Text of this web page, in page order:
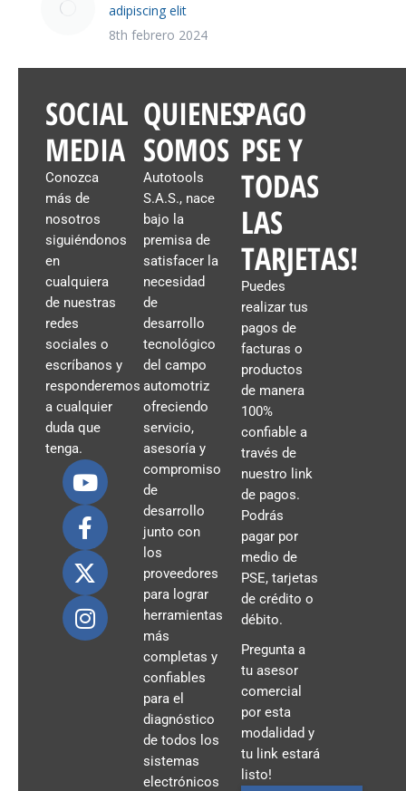
adipiscing elit
8th febrero 2024
SOCIAL
MEDIA
Conozca
más de
nosotros
siguiéndonos
en
cualquiera
de nuestras
redes
sociales o
escríbanos y
responderemos
a cualquier
duda que
tenga.
QUIENES
SOMOS
Autotools
S.A.S., nace
bajo la
premisa de
satisfacer la
necesidad
de
desarrollo
tecnológico
del campo
automotriz
ofreciendo
servicio,
asesoría y
compromiso
de
desarrollo
junto con
los
proveedores
para lograr
herramientas
más
completas y
confiables
para el
diagnóstico
de todos los
sistemas
electrónicos
PAGO
PSE Y
TODAS
LAS
TARJETAS!
Puedes
realizar tus
pagos de
facturas o
productos
de manera
100%
confiable a
través de
nuestro link
de pagos.
Podrás
pagar por
medio de
PSE, tarjetas
de crédito o
débito.
Pregunta a
tu asesor
comercial
por esta
modalidad y
tu link estará
listo!